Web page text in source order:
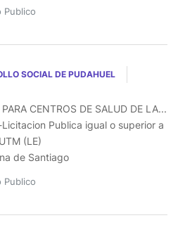
Publico
SOCIAL DE PUDAHUEL
CENTROS DE SALUD DE LA...
Publica igual o superior a
(LE)
de Santiago
Publico